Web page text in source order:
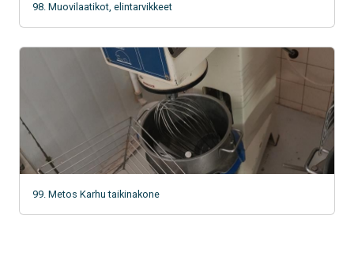
98. Muovilaatikot, elintarvikkeet
99. Metos Karhu taikinakone